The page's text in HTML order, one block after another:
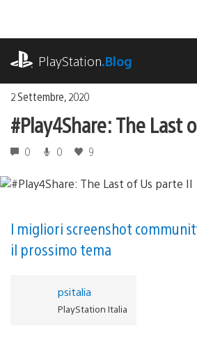
contenuto
PlayStation.Blog
2 Settembre, 2020
#Play4Share: The Last
0 0 9
I migliori screenshot
il prossimo tema
psitalia
PlayStation Italia